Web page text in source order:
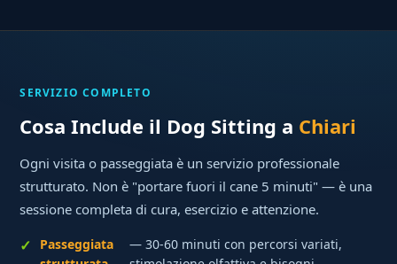
SERVIZIO COMPLETO
Cosa Include il Dog Sitting a Chiari
Ogni visita o passeggiata è un servizio professionale
strutturato. Non è "portare fuori il cane 5 minuti" — è una
sessione completa di cura, esercizio e attenzione.
Passeggiata
— 30-60 minuti con percorsi variati,